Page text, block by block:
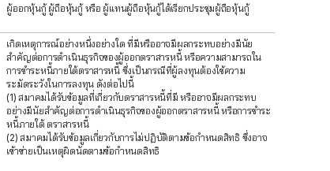
ผู้ออกหุ้นกู้ ผู้ถือหุ้นกู้ หรือ ผู้แทนผู้ถือหุ้นกู้ได้เรียกประชุมผู้ถือหุ้นกู้
เกิดเหตุการณ์อย่างหนึ่งอย่างใด ที่มีหรืออาจมีผลกระทบอย่างมีนัย
สำคัญต่อการดำเนินธุรกิจของผู้ออกตราสารหนี้ หรือความสามารถใน
การชำระหนี้ภายใต้ตราสารหนี้ ซึ่งเป็นกรณีที่ผู้ลงทุนต้องใช้ความ
ระมัดระวังในการลงทุน ดังต่อไปนี้
(1) สมาคมได้รับข้อมูลที่เกี่ยวกับตราสารหนี้ที่มี หรืออาจมีผลกระทบ
อย่างมีนัยสำคัญต่อการดำเนินธุรกิจของผู้ออกตราสารหนี้ หรือการชำระ
หนี้ภายใต้ ตราสารหนี้
(2) สมาคมได้รับข้อมูลเกี่ยวกับการไม่ปฏิบัติตามข้อกำหนดสิทธิ ซึ่งอาจ
เข้าข่ายเป็นเหตุผิดนัดตามข้อกำหนดสิทธิ